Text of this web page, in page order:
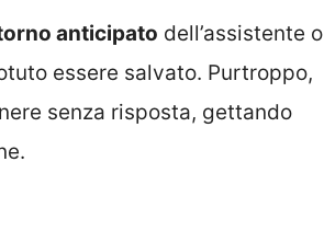
anticipato dell’assistente o
essere salvato. Purtroppo,
senza risposta, gettando